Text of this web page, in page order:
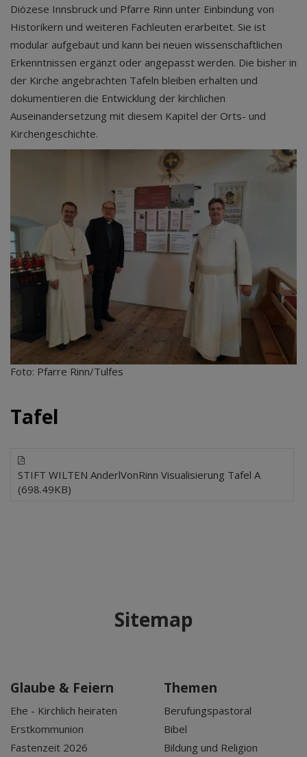
Diözese Innsbruck und Pfarre Rinn unter Einbindung von
Historikern und weiteren Fachleuten erarbeitet. Sie ist
modular aufgebaut und kann bei neuen wissenschaftlichen
Erkenntnissen ergänzt oder angepasst werden. Die bisher in
der Kirche angebrachten Tafeln bleiben erhalten und
dokumentieren die Entwicklung der kirchlichen
Auseinandersetzung mit diesem Kapitel der Orts- und
Kirchengeschichte.
Foto: Pfarre Rinn/Tulfes
Tafel
STIFT WILTEN AnderlVonRinn Visualisierung Tafel A
(698.49KB)
Sitemap
Glaube & Feiern
Ehe - Kirchlich heiraten
Erstkommunion
Fastenzeit 2026
Themen
Berufungspastoral
Bibel
Bildung und Religion